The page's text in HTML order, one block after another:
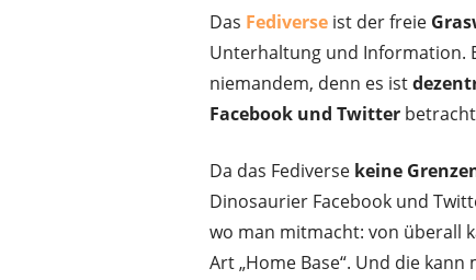
Das Fediverse ist der freie
Unterhaltung und Information.
niemandem, denn es ist
Facebook und Twitter
Da das Fediverse keine
Dinosaurier Facebook und
wo man mitmacht: von überall
Art „Home Base“. Und die